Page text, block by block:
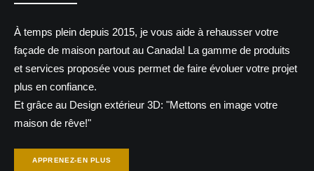
À temps plein depuis 2015, je vous aide à rehausser votre
façade de maison partout au Canada! La gamme de produits
et services proposée vous permet de faire évoluer votre projet
plus en confiance.
Et grâce au Design extérieur 3D: "Mettons en image votre
maison de rêve!"
APPRENEZ-EN PLUS